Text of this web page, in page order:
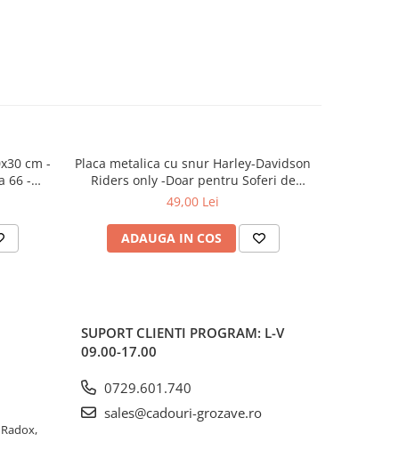
cm -
66 -
Placa metalica cu snur Harley-Davidson
Riders only -Doar pentru Soferi de
Harley-Davidson, Originala, 10x20 cm
49,00 Lei
ADAUGA IN COS
SUPORT CLIENTI PROGRAM: L-V
09.00-17.00
0729.601.740
sales@cadouri-grozave.ro